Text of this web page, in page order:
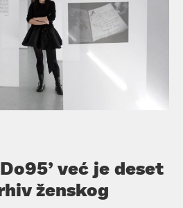
već je deset
ženskog